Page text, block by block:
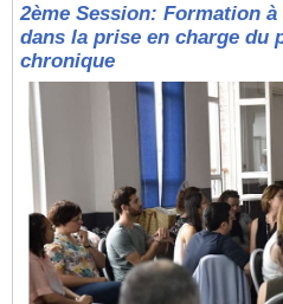
2ème Session: Formation à
dans la prise en charge du
chronique